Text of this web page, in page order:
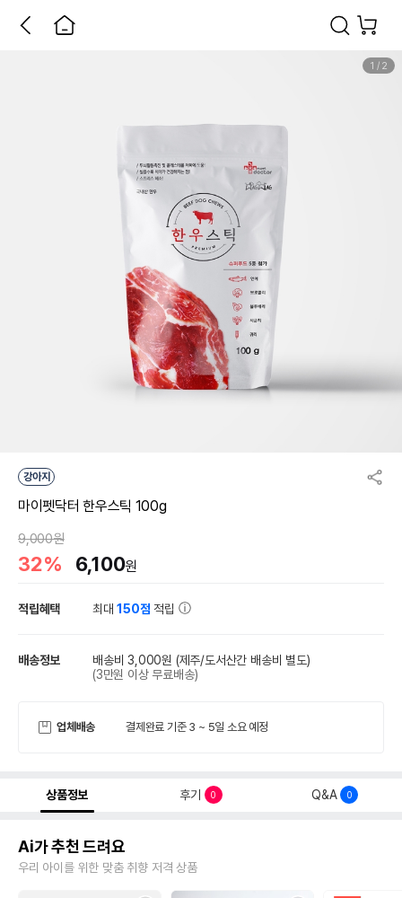
1 / 2
강아지
마이펫닥터 한우스틱 100g
9,000원
32% 6,100원
적립혜택 최대150점 적립
배송정보 배송비 3,000원 (제주/도서산간 배송비 별도)
(3만원 이상 무료배송)
업체배송 결제완료 기준 3 ~ 5일 소요 예정
상품정보 후기 0 Q&A 0
Ai가 추천 드려요
우리 아이를 위한 맞춤 취향 저격 상품